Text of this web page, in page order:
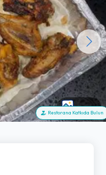
+100
Restorana Katkıda Bulun